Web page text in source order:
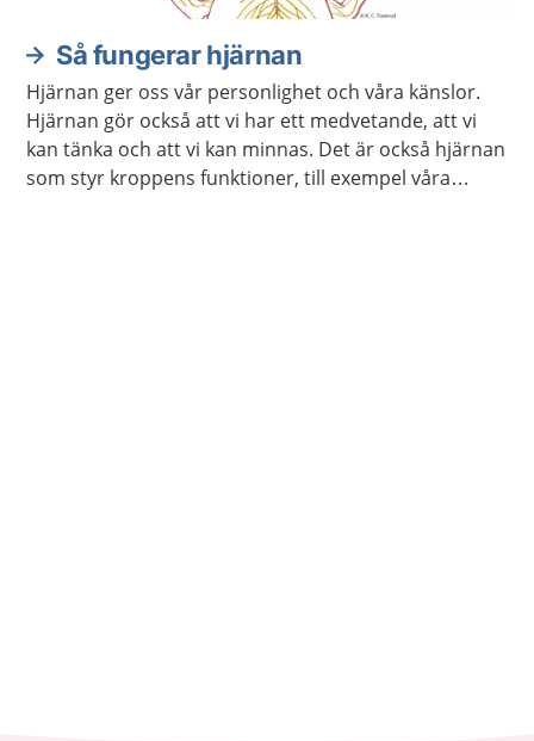
Så fungerar hjärnan
Hjärnan ger oss vår personlighet och våra känslor.
Hjärnan gör också att vi har ett medvetande, att vi
kan tänka och att vi kan minnas. Det är också hjärnan
som styr kroppens funktioner, till exempel våra